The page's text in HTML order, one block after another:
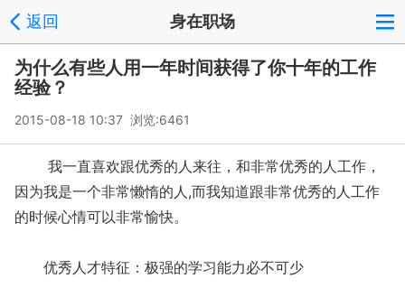
返回 身在职场
为什么有些人用一年时间获得了你十年的工作
经验？
2015-08-18 10:37 浏览:6461
我一直喜欢跟优秀的人来往，和非常优秀的人工作，
因为我是一个非常懒惰的人,而我知道跟非常优秀的人工作
的时候心情可以非常愉快。
优秀人才特征：极强的学习能力必不可少